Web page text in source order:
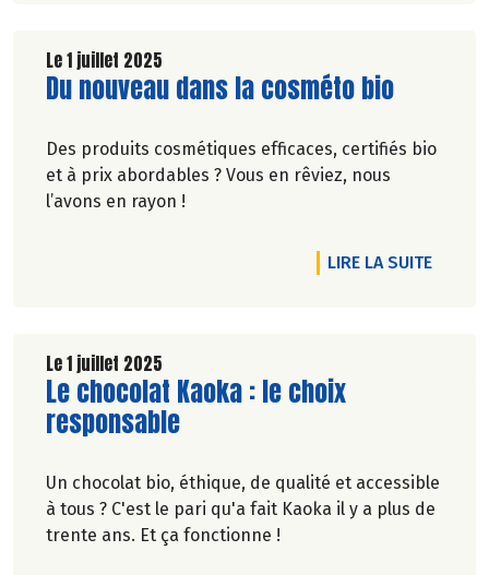
Le 1 juillet 2025
Lire la suite de l'article
Du nouveau dans la cosméto bio
Des produits cosmétiques efficaces, certifiés bio
et à prix abordables ? Vous en rêviez, nous
l’avons en rayon !
LIRE LA SUITEDE
Le 1 juillet 2025
Lire la suite de l'article
Le chocolat Kaoka : le choix
responsable
Un chocolat bio, éthique, de qualité et accessible
à tous ? C'est le pari qu'a fait Kaoka il y a plus de
trente ans. Et ça fonctionne !